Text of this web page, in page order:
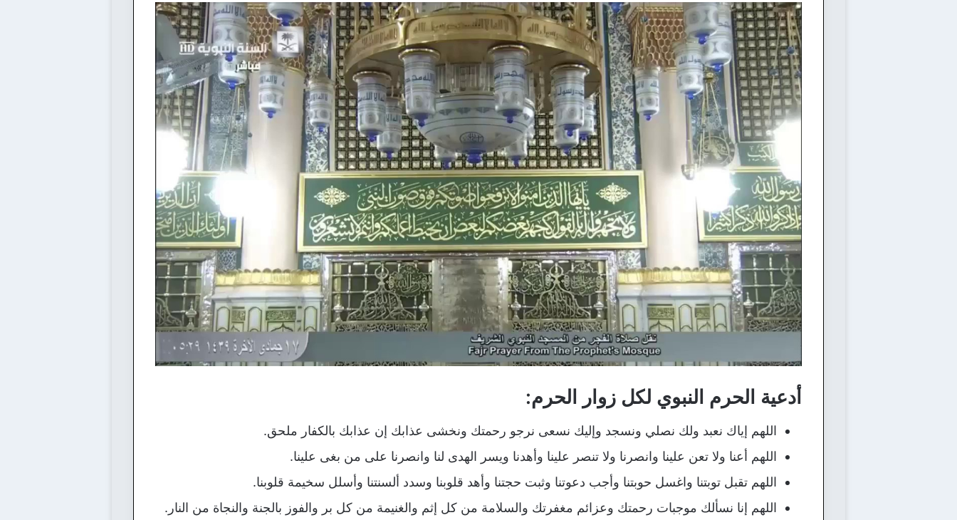
أدعية الحرم النبوي لكل زوار الحرم:
اللهم إياك نعبد ولك نصلي ونسجد وإليك نسعى نرجو رحمتك ونخشى عذابك إن عذابك بالكفار ملحق.
اللهم أعنا ولا تعن علينا وانصرنا ولا تنصر علينا وأهدنا ويسر الهدى لنا وانصرنا على من بغى علينا.
اللهم تقبل توبتنا واغسل حوبتنا وأجب دعوتنا وثبت حجتنا وأهد قلوبنا وسدد ألسنتنا وأسلل سخيمة قلوبنا.
اللهم إنا نسألك موجبات رحمتك وعزائم مغفرتك والسلامة من كل إثم والغنيمة من كل بر والفوز بالجنة والنجاة من النار.